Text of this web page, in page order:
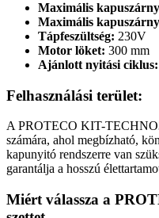
Maximális kapuszárny
Maximális
Tápfeszültség: 230V
Motor löket: 300 mm
Ajánlott nyitási ciklus:
Felhasználási terület:
A PROTECO KIT-
számára, ahol megbízható,
kapunyitó rendszerre van
garantálja a hosszú
Miért válassza a